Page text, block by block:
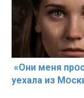
«Они меня
уехала из